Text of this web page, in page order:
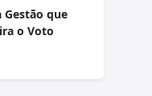
Gestão que
o Voto